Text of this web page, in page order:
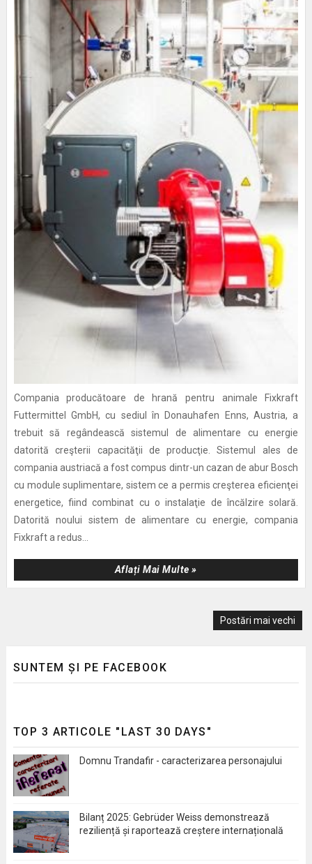
Compania producătoare de hrană pentru animale Fixkraft
Futtermittel GmbH, cu sediul în Donauhafen Enns, Austria, a
trebuit să regândească sistemul de alimentare cu energie
datorită creşterii capacităţii de producţie. Sistemul ales de
compania austriacă a fost compus dintr-un cazan de abur Bosch
cu module suplimentare, sistem ce a permis creşterea eficienţei
energetice, fiind combinat cu o instalaţie de încălzire solară.
Datorită noului sistem de alimentare cu energie, compania
Fixkraft a redus...
Aflați Mai Multe »
Postări mai vechi
SUNTEM ȘI PE FACEBOOK
TOP 3 ARTICOLE "LAST 30 DAYS"
Domnu Trandafir - caracterizarea personajului
Bilanț 2025: Gebrüder Weiss demonstrează
reziliență și raportează creștere internațională